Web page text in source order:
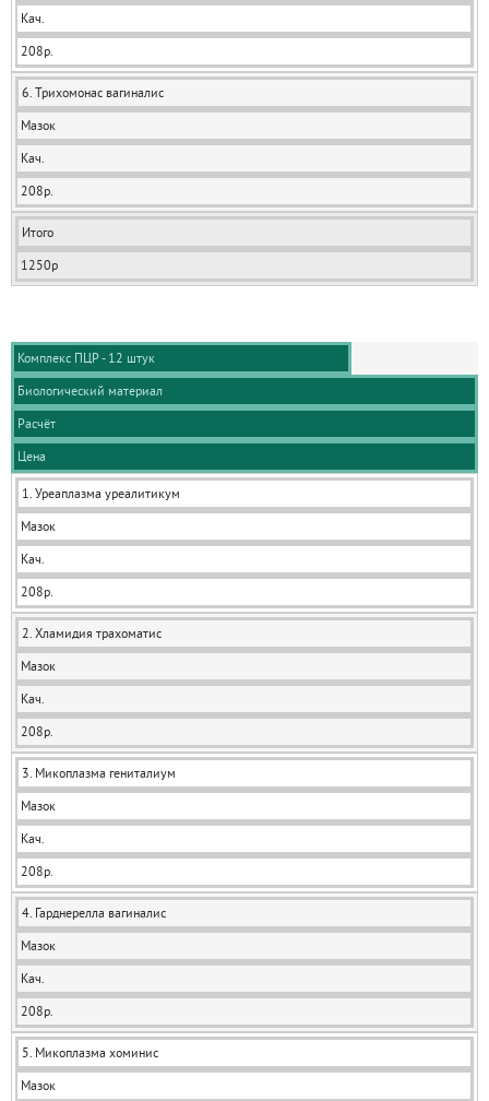
Кач.
208р.
6. Трихомонас вагиналис
Мазок
Кач.
208р.
Итого
1250р
Комплекс ПЦР - 12 штук
Биологический материал
Расчёт
Цена
1. Уреаплазма уреалитикум
Мазок
Кач.
208р.
2. Хламидия трахоматис
Мазок
Кач.
208р.
3. Микоплазма гениталиум
Мазок
Кач.
208р.
4. Гарднерелла вагиналис
Мазок
Кач.
208р.
5. Микоплазма хоминис
Мазок